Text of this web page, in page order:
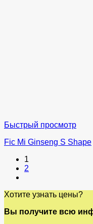
Быстрый просмотр
Fic Mi Ginseng S Shape
1
2
Хотите узнать цены?
Вы получите всю